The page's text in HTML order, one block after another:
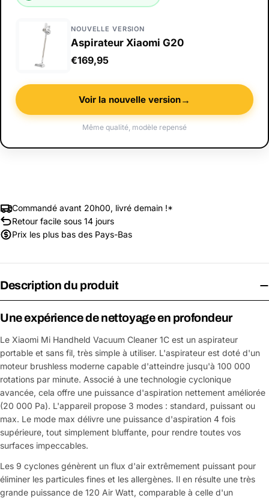
NOUVELLE VERSION
Aspirateur Xiaomi G20
€169,95
Voir la nouvelle version→
Même qualité, modèle repensé
Commandé avant 20h00, livré demain !*
Retour facile sous 14 jours
Prix les plus bas des Pays-Bas
Description du produit
Une expérience de nettoyage en profondeur
Le Xiaomi Mi Handheld Vacuum Cleaner 1C est un aspirateur
portable et sans fil, très simple à utiliser. L'aspirateur est doté d'un
moteur brushless moderne capable d'atteindre jusqu'à 100 000
rotations par minute. Associé à une technologie cyclonique
avancée, cela offre une puissance d'aspiration nettement améliorée
(20 000 Pa). L'appareil propose 3 modes : standard, puissant ou
max. Le mode max délivre une puissance d'aspiration 4 fois
supérieure, tout simplement bluffante, pour rendre toutes vos
surfaces impeccables.
Les 9 cyclones génèrent un flux d'air extrêmement puissant pour
éliminer les particules fines et les allergènes. Il en résulte une très
grande puissance de 120 Air Watt, comparable à celle d'un